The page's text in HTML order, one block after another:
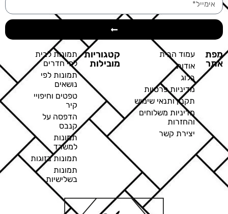
מפת
אתר
עמוד הבית
אודות
בלוג
מדיניות פרטיות
תקנון ותנאי שימוש
מדיניות משלוחים
והחזרות
יצירת קשר
קטגוריות
מובילות
תמונות לבית
לפי חדרים
תמונות לפי
נושאים
טפטים וחיפויי
קיר
הדפסה על
קנבס
תמונות
למשרד
תמונות בזוגות
תמונות
בשלישיות